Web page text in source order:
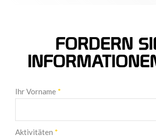
FORDERN
Ihr Vorname *
Aktivitäten *